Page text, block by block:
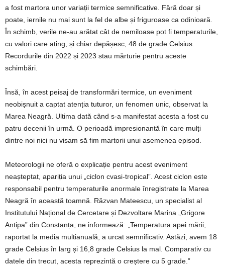
a fost martora unor variații termice semnificative. Fără doar și
poate, iernile nu mai sunt la fel de albe și friguroase ca odinioară.
În schimb, verile ne-au arătat cât de nemiloase pot fi temperaturile,
cu valori care ating, și chiar depășesc, 48 de grade Celsius.
Recordurile din 2022 și 2023 stau mărturie pentru aceste
schimbări.
Însă, în acest peisaj de transformări termice, un eveniment
neobișnuit a captat atenția tuturor, un fenomen unic, observat la
Marea Neagră. Ultima dată când s-a manifestat acesta a fost cu
patru decenii în urmă. O perioadă impresionantă în care mulți
dintre noi nici nu visam să fim martorii unui asemenea episod.
Meteorologii ne oferă o explicație pentru acest eveniment
neașteptat, apariția unui „ciclon cvasi-tropical”. Acest ciclon este
responsabil pentru temperaturile anormale înregistrate la Marea
Neagră în această toamnă. Răzvan Mateescu, un specialist al
Institutului Național de Cercetare și Dezvoltare Marina „Grigore
Antipa” din Constanța, ne informează: „Temperatura apei mării,
raportat la media multianuală, a urcat semnificativ. Astăzi, avem 18
grade Celsius în larg și 16,8 grade Celsius la mal. Comparativ cu
datele din trecut, acesta reprezintă o creștere cu 5 grade.”